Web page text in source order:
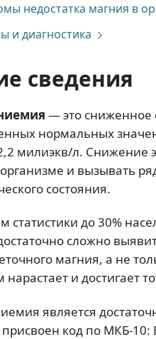
недостатка магния в
и диагностика
сведения
— это сниженное
нормальных
милиэкв/л. Снижение
и вызывать
состояния.
статистики до 30%
сложно
магния, а не
нарастает и достигает
является
код по МКБ-10: